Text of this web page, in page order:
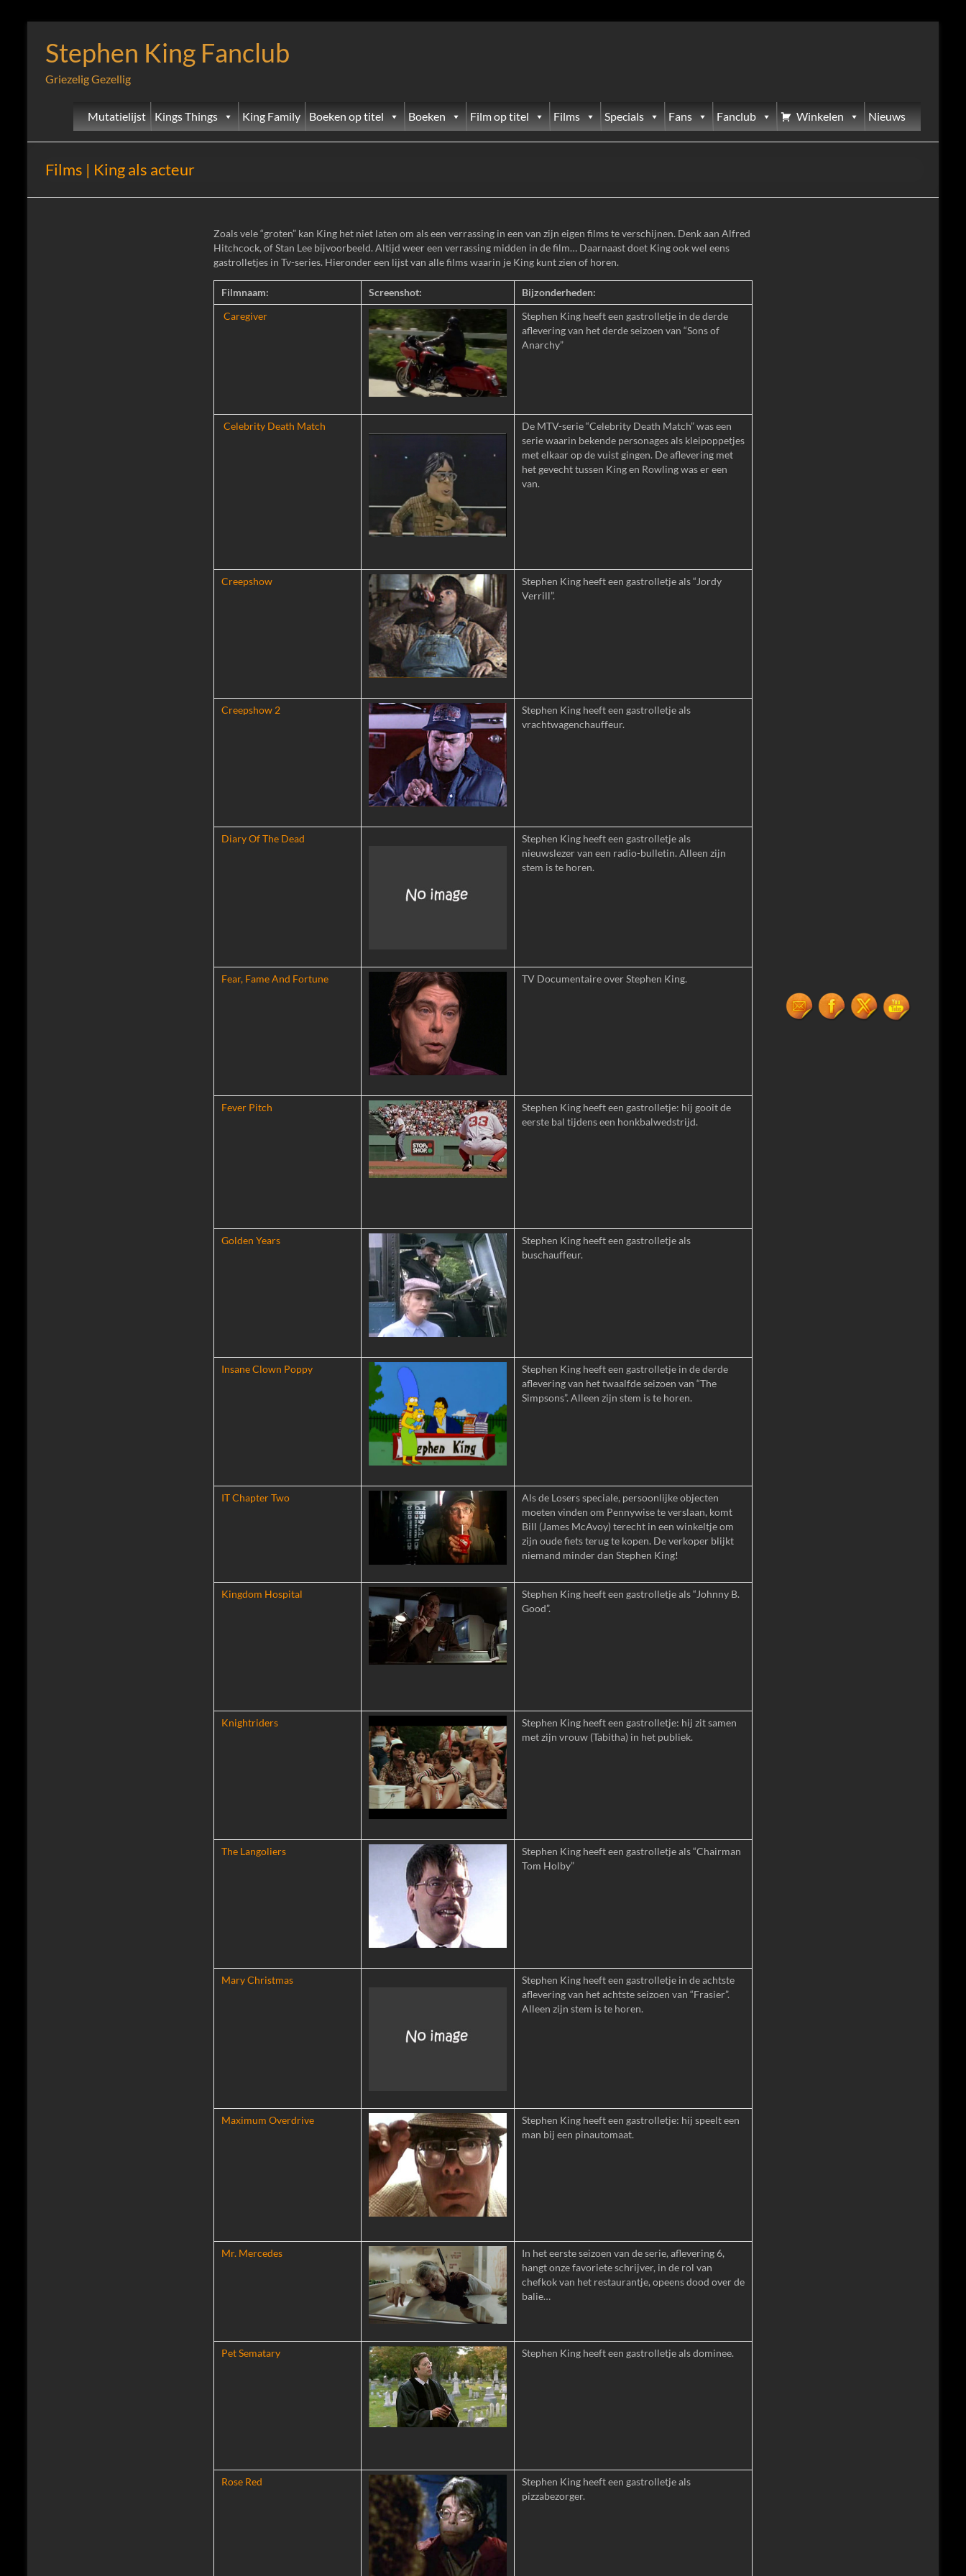
Stephen King Fanclub
Griezelig Gezellig
Mutatielijst Kings Things King Family Boeken op titel Boeken Film op titel Films Specials Fans Fanclub Winkelen Nieuws
Films | King als acteur
Zoals vele “groten” kan King het niet laten om als een verrassing in een van zijn eigen films te verschijnen. Denk aan Alfred
Hitchcock, of Stan Lee bijvoorbeeld. Altijd weer een verrassing midden in de film… Daarnaast doet King ook wel eens
gastrolletjes in Tv-series. Hieronder een lijst van alle films waarin je King kunt zien of horen.
Filmnaam: Screenshot:
Bijzonderheden:
Caregiver
Stephen King heeft een gastrolletje in de derde
aflevering van het derde seizoen van “Sons of
Anarchy”
Celebrity Death Match
De MTV-serie “Celebrity Death Match” was een
serie waarin bekende personages als kleipoppetjes
met elkaar op de vuist gingen. De aflevering met
het gevecht tussen King en Rowling was er een
van.
Creepshow
Stephen King heeft een gastrolletje als “Jordy
Verrill”.
Creepshow 2
Stephen King heeft een gastrolletje als
vrachtwagenchauffeur.
Diary Of The Dead
Stephen King heeft een gastrolletje als
nieuwslezer van een radio-bulletin. Alleen zijn
stem is te horen.
Fear, Fame And Fortune TV Documentaire over Stephen King.
Fever Pitch
Stephen King heeft een gastrolletje: hij gooit de
eerste bal tijdens een honkbalwedstrijd.
Golden Years
Stephen King heeft een gastrolletje als
buschauffeur.
Insane Clown Poppy
Stephen King heeft een gastrolletje in de derde
aflevering van het twaalfde seizoen van “The
Simpsons”. Alleen zijn stem is te horen.
IT Chapter Two
Als de Losers speciale, persoonlijke objecten
moeten vinden om Pennywise te verslaan, komt
Bill (James McAvoy) terecht in een winkeltje om
zijn oude fiets terug te kopen. De verkoper blijkt
niemand minder dan Stephen King!
Kingdom Hospital
Stephen King heeft een gastrolletje als “Johnny B.
Good”.
Knightriders
Stephen King heeft een gastrolletje: hij zit samen
met zijn vrouw (Tabitha) in het publiek.
The Langoliers
Stephen King heeft een gastrolletje als “Chairman
Tom Holby”
Mary Christmas
Stephen King heeft een gastrolletje in de achtste
aflevering van het achtste seizoen van “Frasier”.
Alleen zijn stem is te horen.
Maximum Overdrive
Stephen King heeft een gastrolletje: hij speelt een
man bij een pinautomaat.
Mr. Mercedes
In het eerste seizoen van de serie, aflevering 6,
hangt onze favoriete schrijver, in de rol van
chefkok van het restaurantje, opeens dood over de
balie…
Pet Sematary Stephen King heeft een gastrolletje als dominee.
Rose Red
Stephen King heeft een gastrolletje als
pizzabezorger.